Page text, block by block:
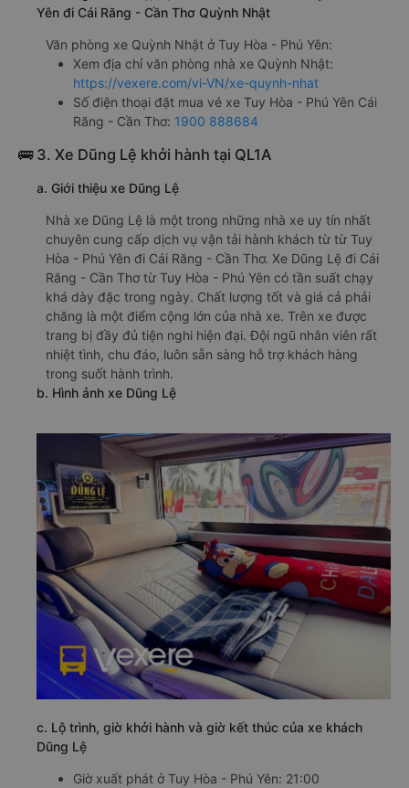
Yên đi Cái Răng - Cần Thơ Quỳnh Nhật
Văn phòng xe Quỳnh Nhật ở Tuy Hòa - Phú Yên:
Xem địa chỉ văn phòng nhà xe Quỳnh Nhật:
https://vexere.com/vi-VN/xe-quynh-nhat
Số điện thoại đặt mua vé xe Tuy Hòa - Phú Yên Cái
Răng - Cần Thơ: 1900 888684
🚌 3. Xe Dũng Lệ khởi hành tại QL1A
a. Giới thiệu xe Dũng Lệ
Nhà xe Dũng Lệ là một trong những nhà xe uy tín nhất
chuyên cung cấp dịch vụ vận tải hành khách từ từ Tuy
Hòa - Phú Yên đi Cái Răng - Cần Thơ. Xe Dũng Lệ đi Cái
Răng - Cần Thơ từ Tuy Hòa - Phú Yên có tần suất chạy
khá dày đặc trong ngày. Chất lượng tốt và giá cả phải
chăng là một điểm cộng lớn của nhà xe. Trên xe được
trang bị đầy đủ tiện nghi hiện đại. Đội ngũ nhân viên rất
nhiệt tình, chu đáo, luôn sẵn sàng hỗ trợ khách hàng
trong suốt hành trình.
b. Hình ảnh xe Dũng Lệ
c. Lộ trình, giờ khởi hành và giờ kết thúc của xe khách
Dũng Lệ
Giờ xuất phát ở Tuy Hòa - Phú Yên: 21:00